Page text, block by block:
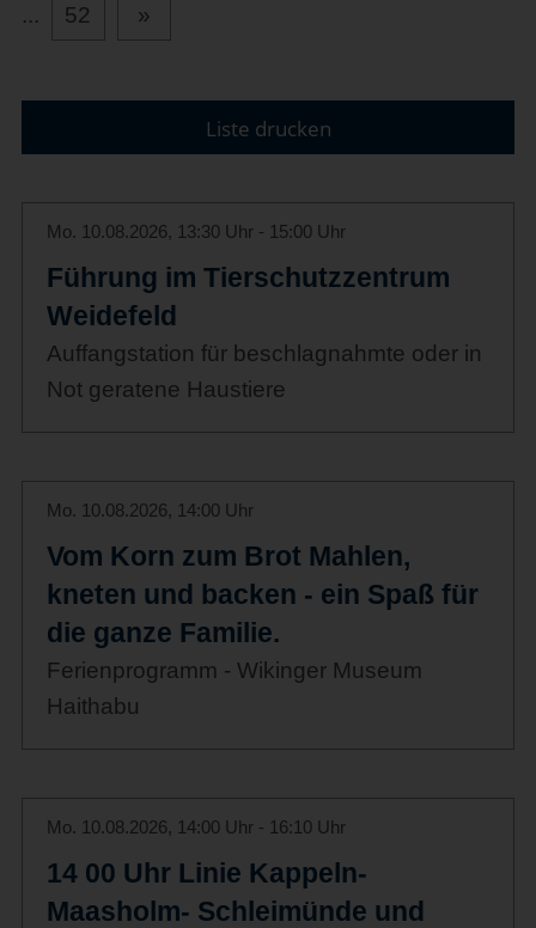
... 52 »
Liste drucken
Mo. 10.08.2026, 13:30 Uhr - 15:00 Uhr
Führung im Tierschutzzentrum
Weidefeld
Auffangstation für beschlagnahmte oder in
Not geratene Haustiere
Mo. 10.08.2026, 14:00 Uhr
Vom Korn zum Brot Mahlen,
kneten und backen - ein Spaß für
die ganze Familie.
Ferienprogramm - Wikinger Museum
Haithabu
Mo. 10.08.2026, 14:00 Uhr - 16:10 Uhr
14 00 Uhr Linie Kappeln-
Maasholm- Schleimünde und